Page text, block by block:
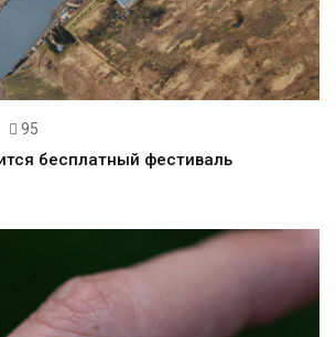
95
бесплатный фестиваль